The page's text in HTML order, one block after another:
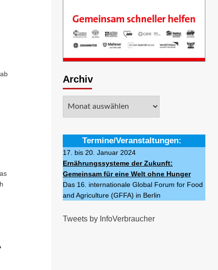
Archiv
Termine/Veranstaltungen:
17. bis 20. Januar 2024
Ernährungssysteme der Zukunft:
Gemeinsam für eine Welt ohne Hunger
Das 16. internationale Global Forum for Food
and Agriculture (GFFA) in Berlin
Tweets by InfoVerbraucher